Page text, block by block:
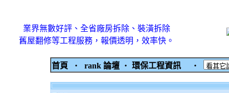
業界無數好評、全省廠房拆除、裝潢拆除
舊屋翻修等工程服務，報價透明，效率快。
首頁 ‧ rank 論壇 ‧ 環保工程資訊 ‧